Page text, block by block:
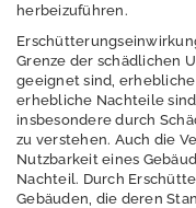
Boden
Dürre
Elektromagnetisch
e Felder / Licht
Erschütterungen
herbeizuführen.
Grenze der schädlichen
geeignet sind,
erhebliche Nachteile
insbesondere durch
zu verstehen. Auch die
Nutzbarkeit eines
Nachteil. Durch
Gebäuden, die deren